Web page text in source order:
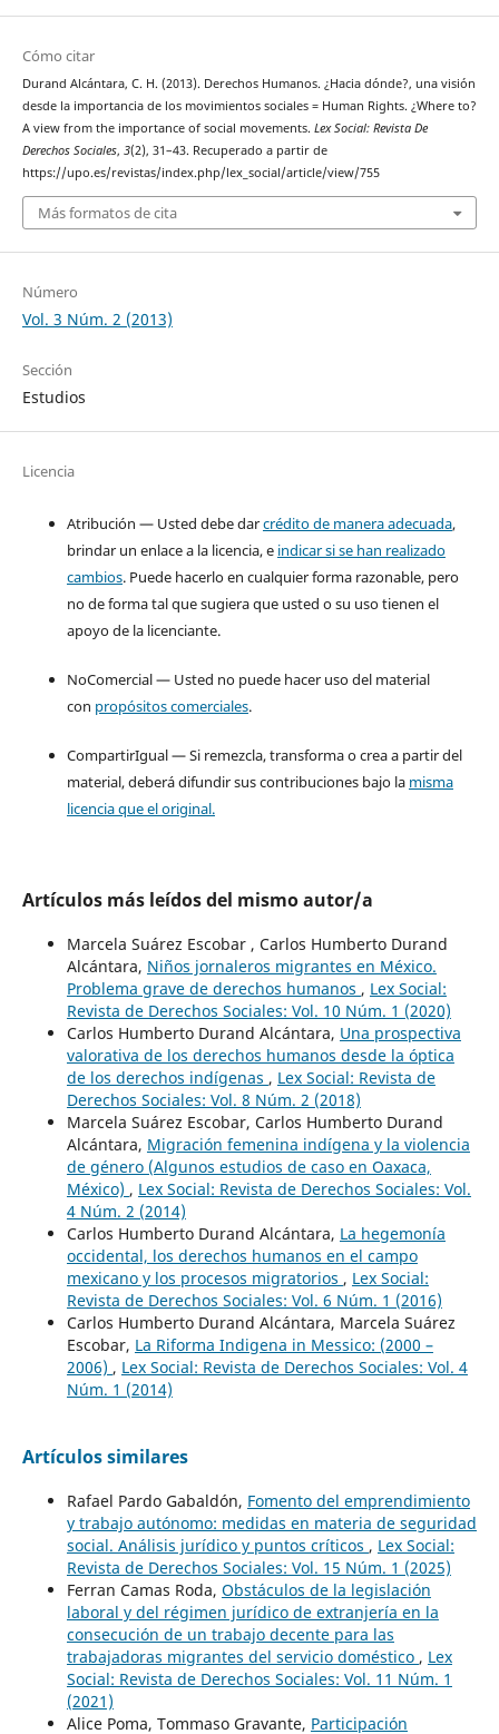
Cómo citar
Durand Alcántara, C. H. (2013). Derechos Humanos. ¿Hacia dónde?, una visión
desde la importancia de los movimientos sociales = Human Rights. ¿Where to?
A view from the importance of social movements. Lex Social: Revista De
Derechos Sociales, 3(2), 31–43. Recuperado a partir de
https://upo.es/revistas/index.php/lex_social/article/view/755
Más formatos de cita
Número
Vol. 3 Núm. 2 (2013)
Sección
Estudios
Licencia
Atribución — Usted debe darcrédito de manera adecuada,
brindar un enlace a la licencia, e indicar si se han realizado
cambios. Puede hacerlo en cualquier forma razonable, pero
no de forma tal que sugiera que usted o su uso tienen el
apoyo de la licenciante.
NoComercial — Usted no puede hacer uso del material
con propósitos comerciales.
CompartirIgual — Si remezcla, transforma o crea a partir del
material, deberá difundir sus contribuciones bajo la misma
licencia que el original.
Artículos más leídos del mismo autor/a
Marcela Suárez Escobar , Carlos Humberto Durand
Alcántara, Niños jornaleros migrantes en México.
Problema grave de derechos humanos , Lex Social:
Revista de Derechos Sociales: Vol. 10 Núm. 1 (2020)
Carlos Humberto Durand Alcántara, Una prospectiva
valorativa de los derechos humanos desde la óptica
de los derechos indígenas , Lex Social: Revista de
Derechos Sociales: Vol. 8 Núm. 2 (2018)
Marcela Suárez Escobar, Carlos Humberto Durand
Alcántara, Migración femenina indígena y la violencia
de género (Algunos estudios de caso en Oaxaca,
México) , Lex Social: Revista de Derechos Sociales: Vol.
4 Núm. 2 (2014)
Carlos Humberto Durand Alcántara, La hegemonía
occidental, los derechos humanos en el campo
mexicano y los procesos migratorios , Lex Social:
Revista de Derechos Sociales: Vol. 6 Núm. 1 (2016)
Carlos Humberto Durand Alcántara, Marcela Suárez
Escobar, La Riforma Indigena in Messico: (2000 –
2006) , Lex Social: Revista de Derechos Sociales: Vol. 4
Núm. 1 (2014)
Artículos similares
Rafael Pardo Gabaldón, Fomento del emprendimiento
y trabajo autónomo: medidas en materia de seguridad
social. Análisis jurídico y puntos críticos , Lex Social:
Revista de Derechos Sociales: Vol. 15 Núm. 1 (2025)
Ferran Camas Roda, Obstáculos de la legislación
laboral y del régimen jurídico de extranjería en la
consecución de un trabajo decente para las
trabajadoras migrantes del servicio doméstico , Lex
Social: Revista de Derechos Sociales: Vol. 11 Núm. 1
(2021)
Alice Poma, Tommaso Gravante, Participación